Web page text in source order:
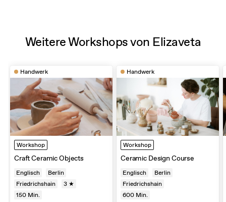
Weitere Workshops von Elizaveta
Handwerk
Workshop
Craft Ceramic Objects
Englisch
Berlin
Friedrichshain
3 ★
150 Min.
Handwerk
Workshop
Ceramic Design Course
Englisch
Berlin
Friedrichshain
600 Min.